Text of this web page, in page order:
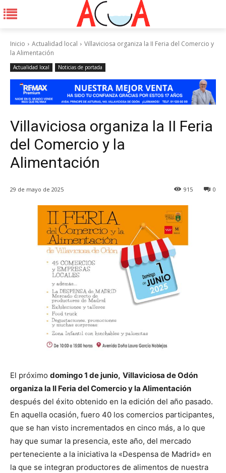
Inicio Actualidad local
Villaviciosa organiza la II Feria del Comercio y
la Alimentación
Actualidad local Noticias de portada
Villaviciosa organiza la II Feria
del Comercio y la
Alimentación
29 de mayo de 2025 0
915
El próximo domingo 1 de junio, Villaviciosa de Odón
organiza la II Feria del Comercio y la Alimentación
después del éxito obtenido en la edición del año pasado.
En aquella ocasión, fuero 40 los comercios participantes,
que se han visto incrementados en cinco más, a lo que
hay que sumar la presencia, este año, del mercado
perteneciente a la iniciativa la «Despensa de Madrid» en
la que se integran productores de alimentos de nuestra